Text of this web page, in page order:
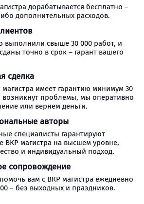
дорабатывается бесплатно –
дополнительных расходов.
выполнили свыше 30 000 работ, и
точно в срок – гарант вашего
сделка
имеет гарантию минимум 30
возникнут проблемы, мы оперативно
или вернем деньги.
авторы
специалисты гарантируют
ВКР магистра на высшем уровне,
и индивидуальный подход.
сопровождение
вам с ВКР магистра ежедневно
– без выходных и праздников.